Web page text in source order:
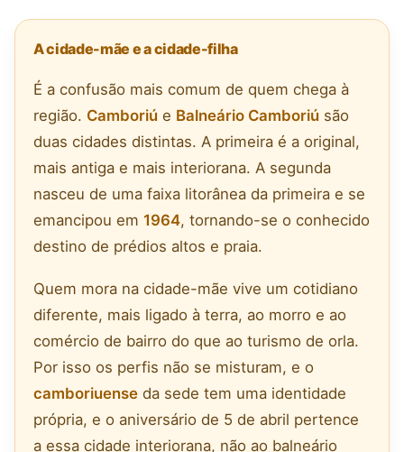
A cidade-mãe e a cidade-filha
É a confusão mais comum de quem chega à
região. Camboriú e Balneário Camboriú são
duas cidades distintas. A primeira é a original,
mais antiga e mais interiorana. A segunda
nasceu de uma faixa litorânea da primeira e se
emancipou em 1964, tornando-se o conhecido
destino de prédios altos e praia.
Quem mora na cidade-mãe vive um cotidiano
diferente, mais ligado à terra, ao morro e ao
comércio de bairro do que ao turismo de orla.
Por isso os perfis não se misturam, e o
camboriuense da sede tem uma identidade
própria, e o aniversário de 5 de abril pertence
a essa cidade interiorana, não ao balneário